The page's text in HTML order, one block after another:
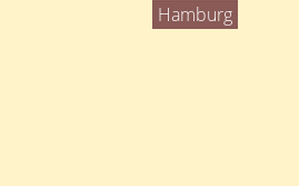
Hamburg